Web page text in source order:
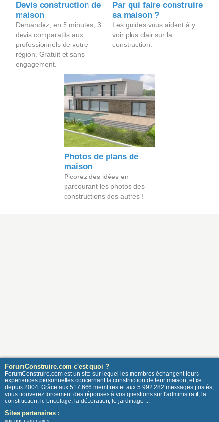
Devis construction de
maison
Demandez, en 5 minutes, 3
devis comparatifs aux
professionnels de votre
région. Gratuit et sans
engagement.
Par qui faire construire
sa maison ?
Les guides vous aident à y
voir plus clair sur la
construction.
Photos de plans de
maison
Picorez des idées en
parcourant les photos des
constructions des autres !
ForumConstruire.com c'est quoi ?
ForumConstruire.com est un site sur lequel les membres échangent leurs
expériences personnelles concernant la construction de leur maison, et ce
depuis 2004. Grâce aux 517 666 membres et aux 5 992 282 messages postés,
vous trouverez forcement des réponses à vos questions sur l'administratif, la
construction, le bricolage, la décoration, le jardinage ...
Sites partenaires :
voir nos partenaires